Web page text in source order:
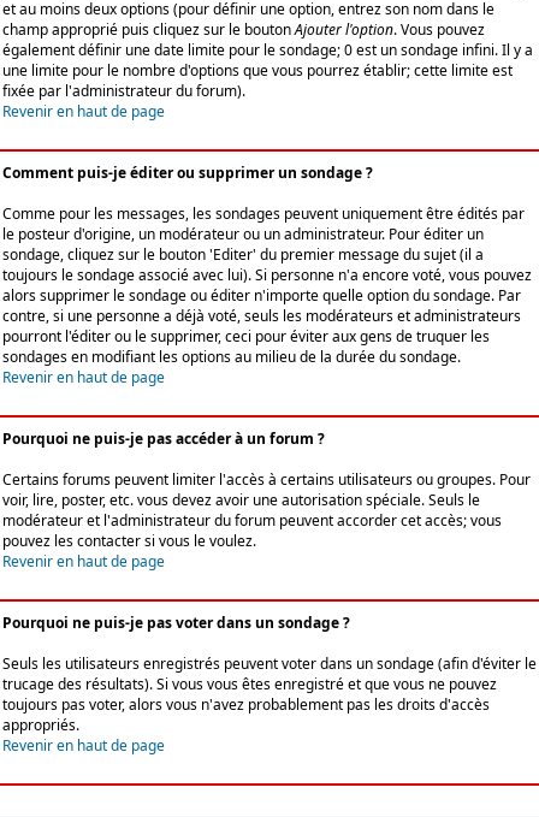
et au moins deux options (pour définir une option, entrez son nom dans le
champ approprié puis cliquez sur le boutonAjouter l'option. Vous pouvez
également définir une date limite pour le sondage; 0 est un sondage infini. Il y a
une limite pour le nombre d'options que vous pourrez établir; cette limite est
fixée par l'administrateur du forum).
Revenir en haut de page
Comment puis-je éditer ou supprimer un sondage ?
Comme pour les messages, les sondages peuvent uniquement être édités par
le posteur d'origine, un modérateur ou un administrateur. Pour éditer un
sondage, cliquez sur le bouton 'Editer' du premier message du sujet (il a
toujours le sondage associé avec lui). Si personne n'a encore voté, vous pouvez
alors supprimer le sondage ou éditer n'importe quelle option du sondage. Par
contre, si une personne a déjà voté, seuls les modérateurs et administrateurs
pourront l'éditer ou le supprimer, ceci pour éviter aux gens de truquer les
sondages en modifiant les options au milieu de la durée du sondage.
Revenir en haut de page
Pourquoi ne puis-je pas accéder à un forum ?
Certains forums peuvent limiter l'accès à certains utilisateurs ou groupes. Pour
voir, lire, poster, etc. vous devez avoir une autorisation spéciale. Seuls le
modérateur et l'administrateur du forum peuvent accorder cet accès; vous
pouvez les contacter si vous le voulez.
Revenir en haut de page
Pourquoi ne puis-je pas voter dans un sondage ?
Seuls les utilisateurs enregistrés peuvent voter dans un sondage (afin d'éviter le
trucage des résultats). Si vous vous êtes enregistré et que vous ne pouvez
toujours pas voter, alors vous n'avez probablement pas les droits d'accès
appropriés.
Revenir en haut de page